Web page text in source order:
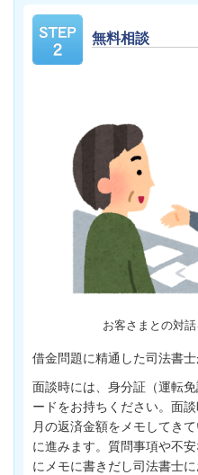
無料相談
お客さまとの対話
借金問題に精通した司法書士
面談時には、身分証（運転
ードをお持ちください。面
月の返済金額をメモしてき
に進みます。質問事項や不
にメモに書きだし司法書士に